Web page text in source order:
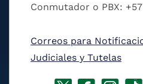
Conmutador o PBX:
Correos para
Judiciales y Tutelas